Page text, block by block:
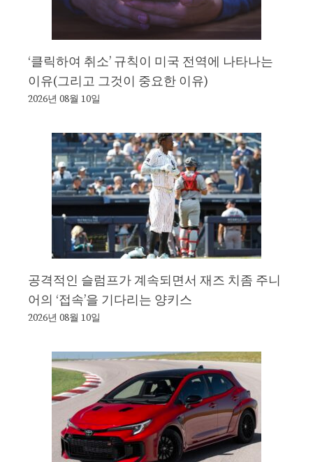
‘클릭하여 취소’ 규칙이 미국 전역에 나타나는
이유(그리고 그것이 중요한 이유)
2026년 08월 10일
공격적인 슬럼프가 계속되면서 재즈 치좀 주니
어의 ‘접속’을 기다리는 양키스
2026년 08월 10일